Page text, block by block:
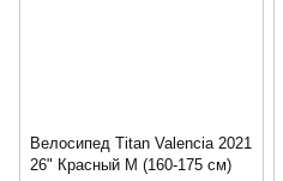
Велосипед Titan Valencia 2021
26" Красный M (160-175 см)